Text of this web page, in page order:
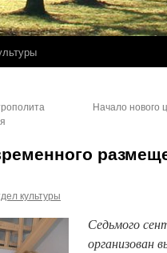
Начало нового
культуры
Седьмого
организован